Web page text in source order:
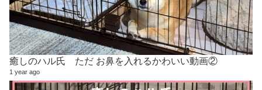
癒しのハル氏 ただ お鼻を入れるかわいい動画②
1 year ago